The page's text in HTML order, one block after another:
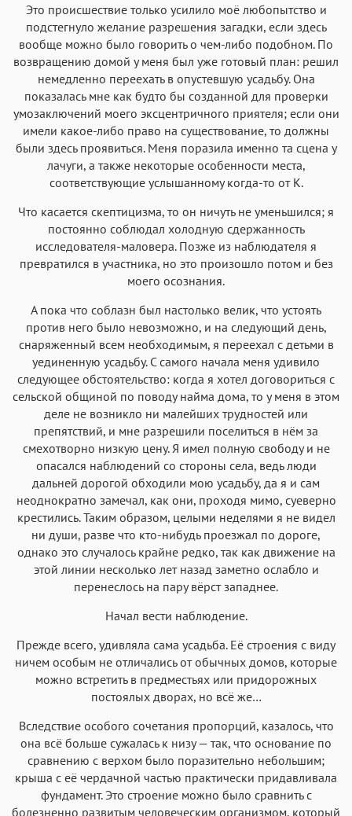
Это происшествие только усилило моё любопытство и
подстегнуло желание разрешения загадки, если здесь
вообще можно было говорить о чем-либо подобном. По
возвращению домой у меня был уже готовый план: решил
немедленно переехать в опустевшую усадьбу. Она
показалась мне как будто бы созданной для проверки
умозаключений моего эксцентричного приятеля; если они
имели какое-либо право на существование, то должны
были здесь проявиться. Меня поразила именно та сцена у
лачуги, а также некоторые особенности места,
соответствующие услышанному когда-то от К.
Что касается скептицизма, то он ничуть не уменьшился; я
постоянно соблюдал холодную сдержанность
исследователя-маловера. Позже из наблюдателя я
превратился в участника, но это произошло потом и без
моего осознания.
А пока что соблазн был настолько велик, что устоять
против него было невозможно, и на следующий день,
снаряженный всем необходимым, я переехал с детьми в
уединенную усадьбу. С самого начала меня удивило
следующее обстоятельство: когда я хотел договориться с
сельской общиной по поводу найма дома, то у меня в этом
деле не возникло ни малейших трудностей или
препятствий, и мне разрешили поселиться в нём за
смехотворно низкую цену. Я имел полную свободу и не
опасался наблюдений со стороны села, ведь люди
дальней дорогой обходили мою усадьбу, да я и сам
неоднократно замечал, как они, проходя мимо, суеверно
крестились. Таким образом, целыми неделями я не видел
ни души, разве что кто-нибудь проезжал по дороге,
однако это случалось крайне редко, так как движение на
этой линии несколько лет назад заметно ослабло и
перенеслось на пару вёрст западнее.
Начал вести наблюдение.
Прежде всего, удивляла сама усадьба. Её строения с виду
ничем особым не отличались от обычных домов, которые
можно встретить в предместьях или придорожных
постоялых дворах, но всё же…
Вследствие особого сочетания пропорций, казалось, что
она всё больше сужалась к низу — так, что основание по
сравнению с верхом было поразительно небольшим;
крыша с её чердачной частью практически придавливала
фундамент. Это строение можно было сравнить с
болезненно развитым человеческим организмом, который